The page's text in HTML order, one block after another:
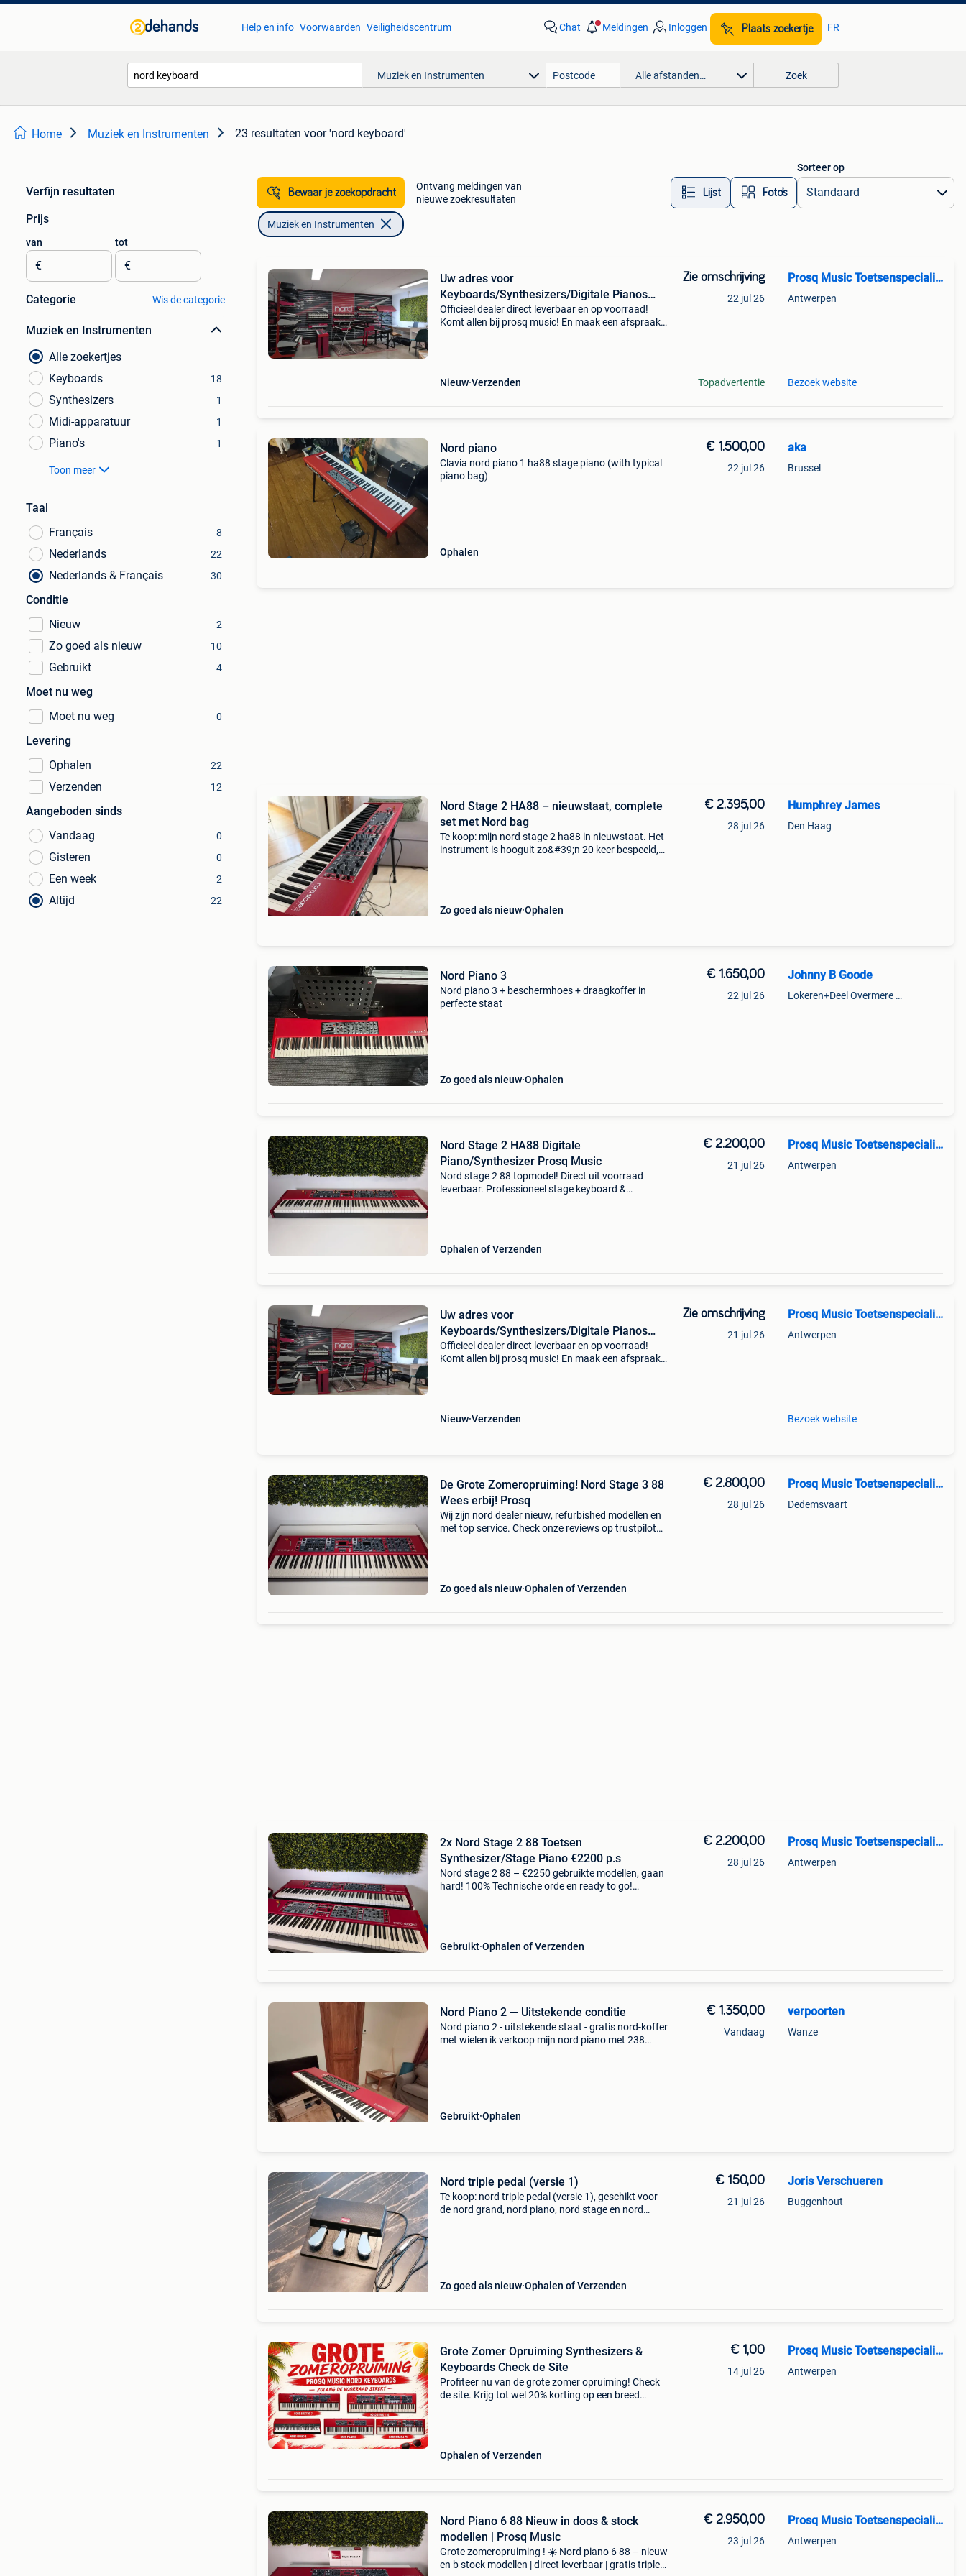
Help en info Voorwaarden Veiligheidscentrum Chat Meldingen Inloggen Plaats zoekertje FR
Muziek en Instrumenten Alle afstanden… Zoek
Home Muziek en Instrumenten 23 resultaten voor 'nord keyboard'
Verfijn resultaten
Prijs
van
€
tot
€
Categorie Wis de categorie
Muziek en Instrumenten
Alle zoekertjes
Keyboards
18
Synthesizers 1
Midi-apparatuur 1
Piano's 1
Toon meer
Taal
Français
8
Nederlands 22
Nederlands & Français 30
Conditie
Nieuw
2
Zo goed als nieuw 10
Gebruikt 4
Moet nu weg
Moet nu weg
0
Levering
Ophalen
22
Verzenden 12
Aangeboden sinds
Vandaag
0
Gisteren 0
Een week 2
Altijd 22
Bewaar je zoekopdracht
Ontvang meldingen van
nieuwe zoekresultaten
Lijst Foto’s
Sorteer op
Muziek en Instrumenten
Uw adres voor
Keyboards/Synthesizers/Digitale Pianos
Prosq
Officieel dealer direct leverbaar en op voorraad!
Komt allen bij prosq music! En maak een afspraak
Nieuw Verzenden
Zie omschrijving
22 jul 26
Topadvertentie
Prosq Music Toetsenspecialist
Antwerpen
Bezoek website
Nord piano
Clavia nord piano 1 ha88 stage piano (with typical
piano bag)
Ophalen
€ 1.500,00
22 jul 26
aka
Brussel
Nord Stage 2 HA88 – nieuwstaat, complete
set met Nord bag
Te koop: mijn nord stage 2 ha88 in nieuwstaat. Het
instrument is hooguit zo&#39;n 20 keer bespeeld,
Zo goed als nieuw Ophalen
€ 2.395,00
28 jul 26
Humphrey James
Den Haag
Nord Piano 3
Nord piano 3 + beschermhoes + draagkoffer in
perfecte staat
Zo goed als nieuw Ophalen
€ 1.650,00
22 jul 26
Johnny B Goode
Lokeren+Deel Overmere En Zele
Nord Stage 2 HA88 Digitale
Piano/Synthesizer Prosq Music
Nord stage 2 88 topmodel! Direct uit voorraad
leverbaar. Professioneel stage keyboard &
Ophalen of Verzenden
€ 2.200,00
21 jul 26
Prosq Music Toetsenspecialist
Antwerpen
Uw adres voor
Keyboards/Synthesizers/Digitale Pianos
Prosq
Officieel dealer direct leverbaar en op voorraad!
Komt allen bij prosq music! En maak een afspraak
Nieuw Verzenden
Zie omschrijving
21 jul 26
Prosq Music Toetsenspecialist
Antwerpen
Bezoek website
De Grote Zomeropruiming️! Nord Stage 3 88
Wees erbij! Prosq
Wij zijn nord dealer nieuw, refurbished modellen en
met top service. Check onze reviews op trustpilot
Zo goed als nieuw Ophalen of Verzenden
€ 2.800,00
28 jul 26
Prosq Music Toetsenspecialist
Dedemsvaart
2x Nord Stage 2 88 Toetsen
Synthesizer/Stage Piano €2200 p.s
Nord stage 2 88 – €2250 gebruikte modellen, gaan
hard! 100% Technische orde en ready to go!
Gebruikt Ophalen of Verzenden
€ 2.200,00
28 jul 26
Prosq Music Toetsenspecialist
Antwerpen
Nord Piano 2 — Uitstekende conditie
Nord piano 2 - uitstekende staat - gratis nord-koffer
met wielen ik verkoop mijn nord piano met 238
Gebruikt Ophalen
€ 1.350,00
Vandaag
verpoorten
Wanze
Nord triple pedal (versie 1)
Te koop: nord triple pedal (versie 1), geschikt voor
de nord grand, nord piano, nord stage en nord
Zo goed als nieuw Ophalen of Verzenden
€ 150,00
21 jul 26
Joris Verschueren
Buggenhout
Grote Zomer Opruiming Synthesizers &
Keyboards Check de Site
Profiteer nu van de grote zomer opruiming! Check
de site. Krijg tot wel 20% korting op een breed
Ophalen of Verzenden
€ 1,00
14 jul 26
Prosq Music Toetsenspecialist
Antwerpen
Nord Piano 6 88 Nieuw in doos & stock
modellen | Prosq Music
Grote zomeropruiming ! ☀️ Nord piano 6 88 – nieuw
en b stock modellen | direct leverbaar | gratis triple
€ 2.950,00
23 jul 26
Prosq Music Toetsenspecialist
Antwerpen